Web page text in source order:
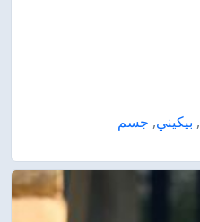
, بيكيني, جسم